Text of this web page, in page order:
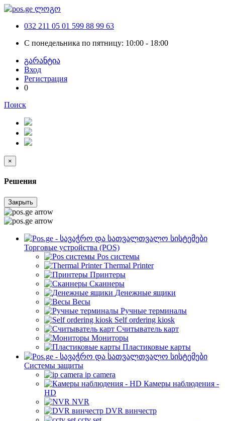
032 211 05 01 599 88 99 63
С понедельника по пятницу: 10:00 - 18:00
გარანტია
Вход
Регистрация
0
Поиск
×
Решения
Закрыть
Торговые устройства (POS)
Pos системы
Thermal Printer
Принтеры
Сканнеры
Денежные ящики
Весы
Ручные терминалы
Self ordering kiosk
Считыватель карт
Мониторы
Пластиковые карты
Cистемы защиты
ip camera
Камеры наблюдения -
HD
NVR
DVR винчестр